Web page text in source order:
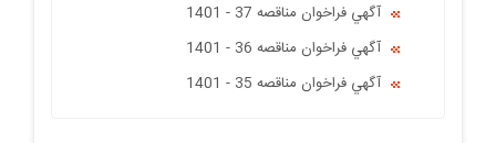
آگهي فراخوان مناقصه 37 - 1401
آگهي فراخوان مناقصه 36 - 1401
آگهي فراخوان مناقصه 35 - 1401